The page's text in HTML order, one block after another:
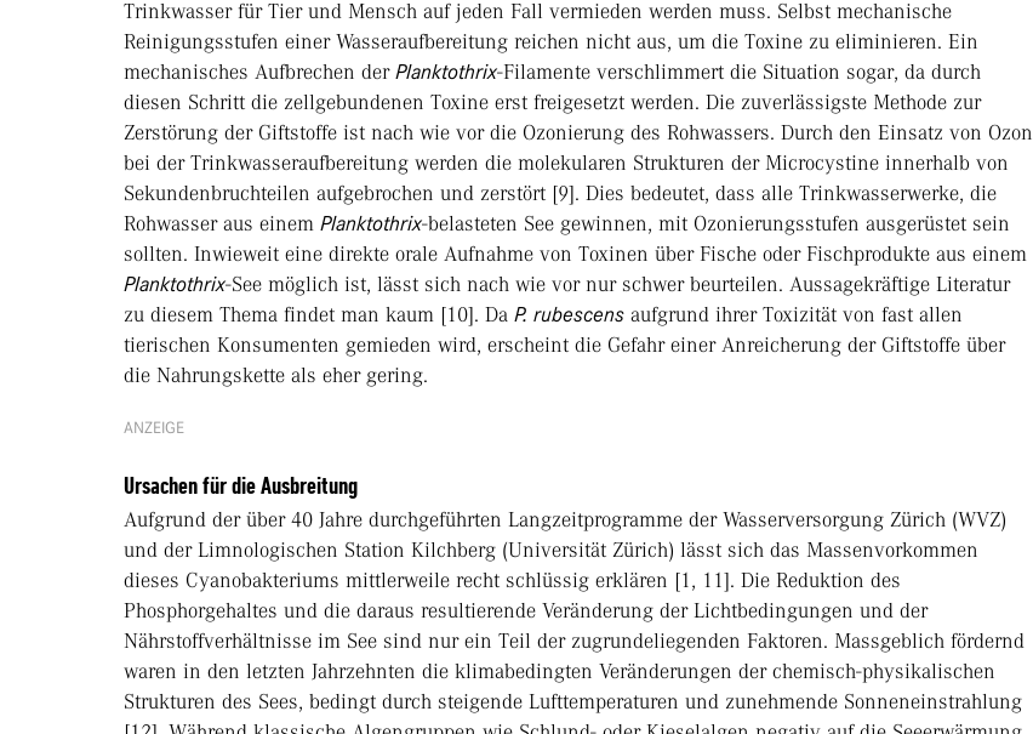
Trinkwasser für Tier und Mensch auf jeden Fall vermieden werden muss. Selbst mechanische
Reinigungsstufen einer Wasseraufbereitung reichen nicht aus, um die Toxine zu eliminieren. Ein
mechanisches Aufbrechen der Planktothrix-Filamente verschlimmert die Situation sogar, da durch
diesen Schritt die zellgebundenen Toxine erst freigesetzt werden. Die zuverlässigste Methode zur
Zerstörung der Giftstoffe ist nach wie vor die Ozonierung des Rohwassers. Durch den Einsatz von Ozon
bei der Trinkwasseraufbereitung werden die molekularen Strukturen der Microcystine innerhalb von
Sekundenbruchteilen aufgebrochen und zerstört [9]. Dies bedeutet, dass alle Trinkwasserwerke, die
Rohwasser aus einem Planktothrix-belas­teten See gewinnen, mit Ozonierungsstufen ausgerüstet sein
sollten. Inwieweit eine direkte orale Aufnahme von Toxinen über Fische oder Fischprodukte aus einem
Planktothrix-See möglich ist, lässt sich nach wie vor nur schwer beurteilen. Aussagekräftige Literatur
zu diesem Thema findet man kaum [10]. Da P. rubescens aufgrund ihrer Toxizität von fast allen
tierischen Konsumenten gemieden wird, erscheint die Gefahr einer Anreicherung der Giftstoffe über
die Nahrungskette als eher gering.
ANZEIGE
Ursachen für die Ausbreitung
Aufgrund der über 40 Jahre durchgeführten Langzeitprogramme der Wasserversorgung Zürich (WVZ)
und der Limnologischen Station Kilchberg (Universität Zürich) lässt sich das Massenvorkommen
dieses Cyanobakteriums mittlerweile recht schlüssig erklären [1, 11]. Die Reduktion des
Phosphorgehaltes und die daraus resultierende Veränderung der Lichtbedingungen und der
Nährstoffverhältnisse im See sind nur ein Teil der zugrundeliegenden Faktoren. Massgeblich fördernd
waren in den letzten Jahrzehnten die klimabedingten Veränderungen der chemisch-physikalischen
Strukturen des Sees, bedingt durch steigende Lufttemperaturen und zunehmende Sonneneinstrahlung